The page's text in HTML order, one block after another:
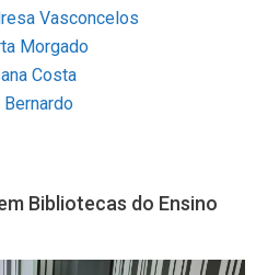
Vasconcelos
Morgado
Costa
Bernardo
Bibliotecas do Ensino